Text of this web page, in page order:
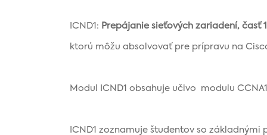
ICND1: Prepájanie sieťových zariadení, časť 1
ktorú môžu absolvovať pre prípravu na
Modul ICND1 obsahuje učivo modulu
ICND1 zoznamuje študentov so